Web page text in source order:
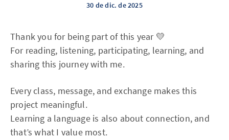
30 de dic. de 2025
Thank you for being part of this year 💛
For reading, listening, participating, learning, and
sharing this journey with me.
Every class, message, and exchange makes this
project meaningful.
Learning a language is also about connection, and
that’s what I value most.